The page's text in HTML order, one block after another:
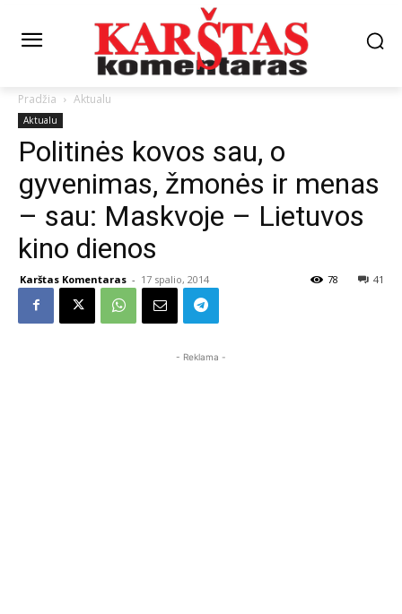
Pradžia Aktualu
Aktualu
Politinės kovos sau, o
gyvenimas, žmonės ir menas
– sau: Maskvoje – Lietuvos
kino dienos
Karštas Komentaras - 17 spalio, 2014 41
78
- Reklama -